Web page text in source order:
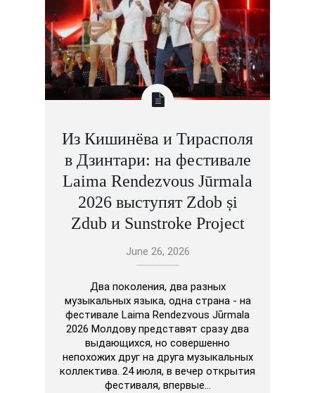
Из Кишинёва и Тирасполя
в Дзинтари: на фестивале
Laima Rendezvous Jūrmala
2026 выступят Zdob și
Zdub и Sunstroke Project
June 26, 2026
Два поколения, два разных
музыкальных языка, одна страна - на
фестивале Laima Rendezvous Jūrmala
2026 Молдову представят сразу два
выдающихся, но совершенно
непохожих друг на друга музыкальных
коллектива. 24 июля, в вечер открытия
фестиваля, впервые…